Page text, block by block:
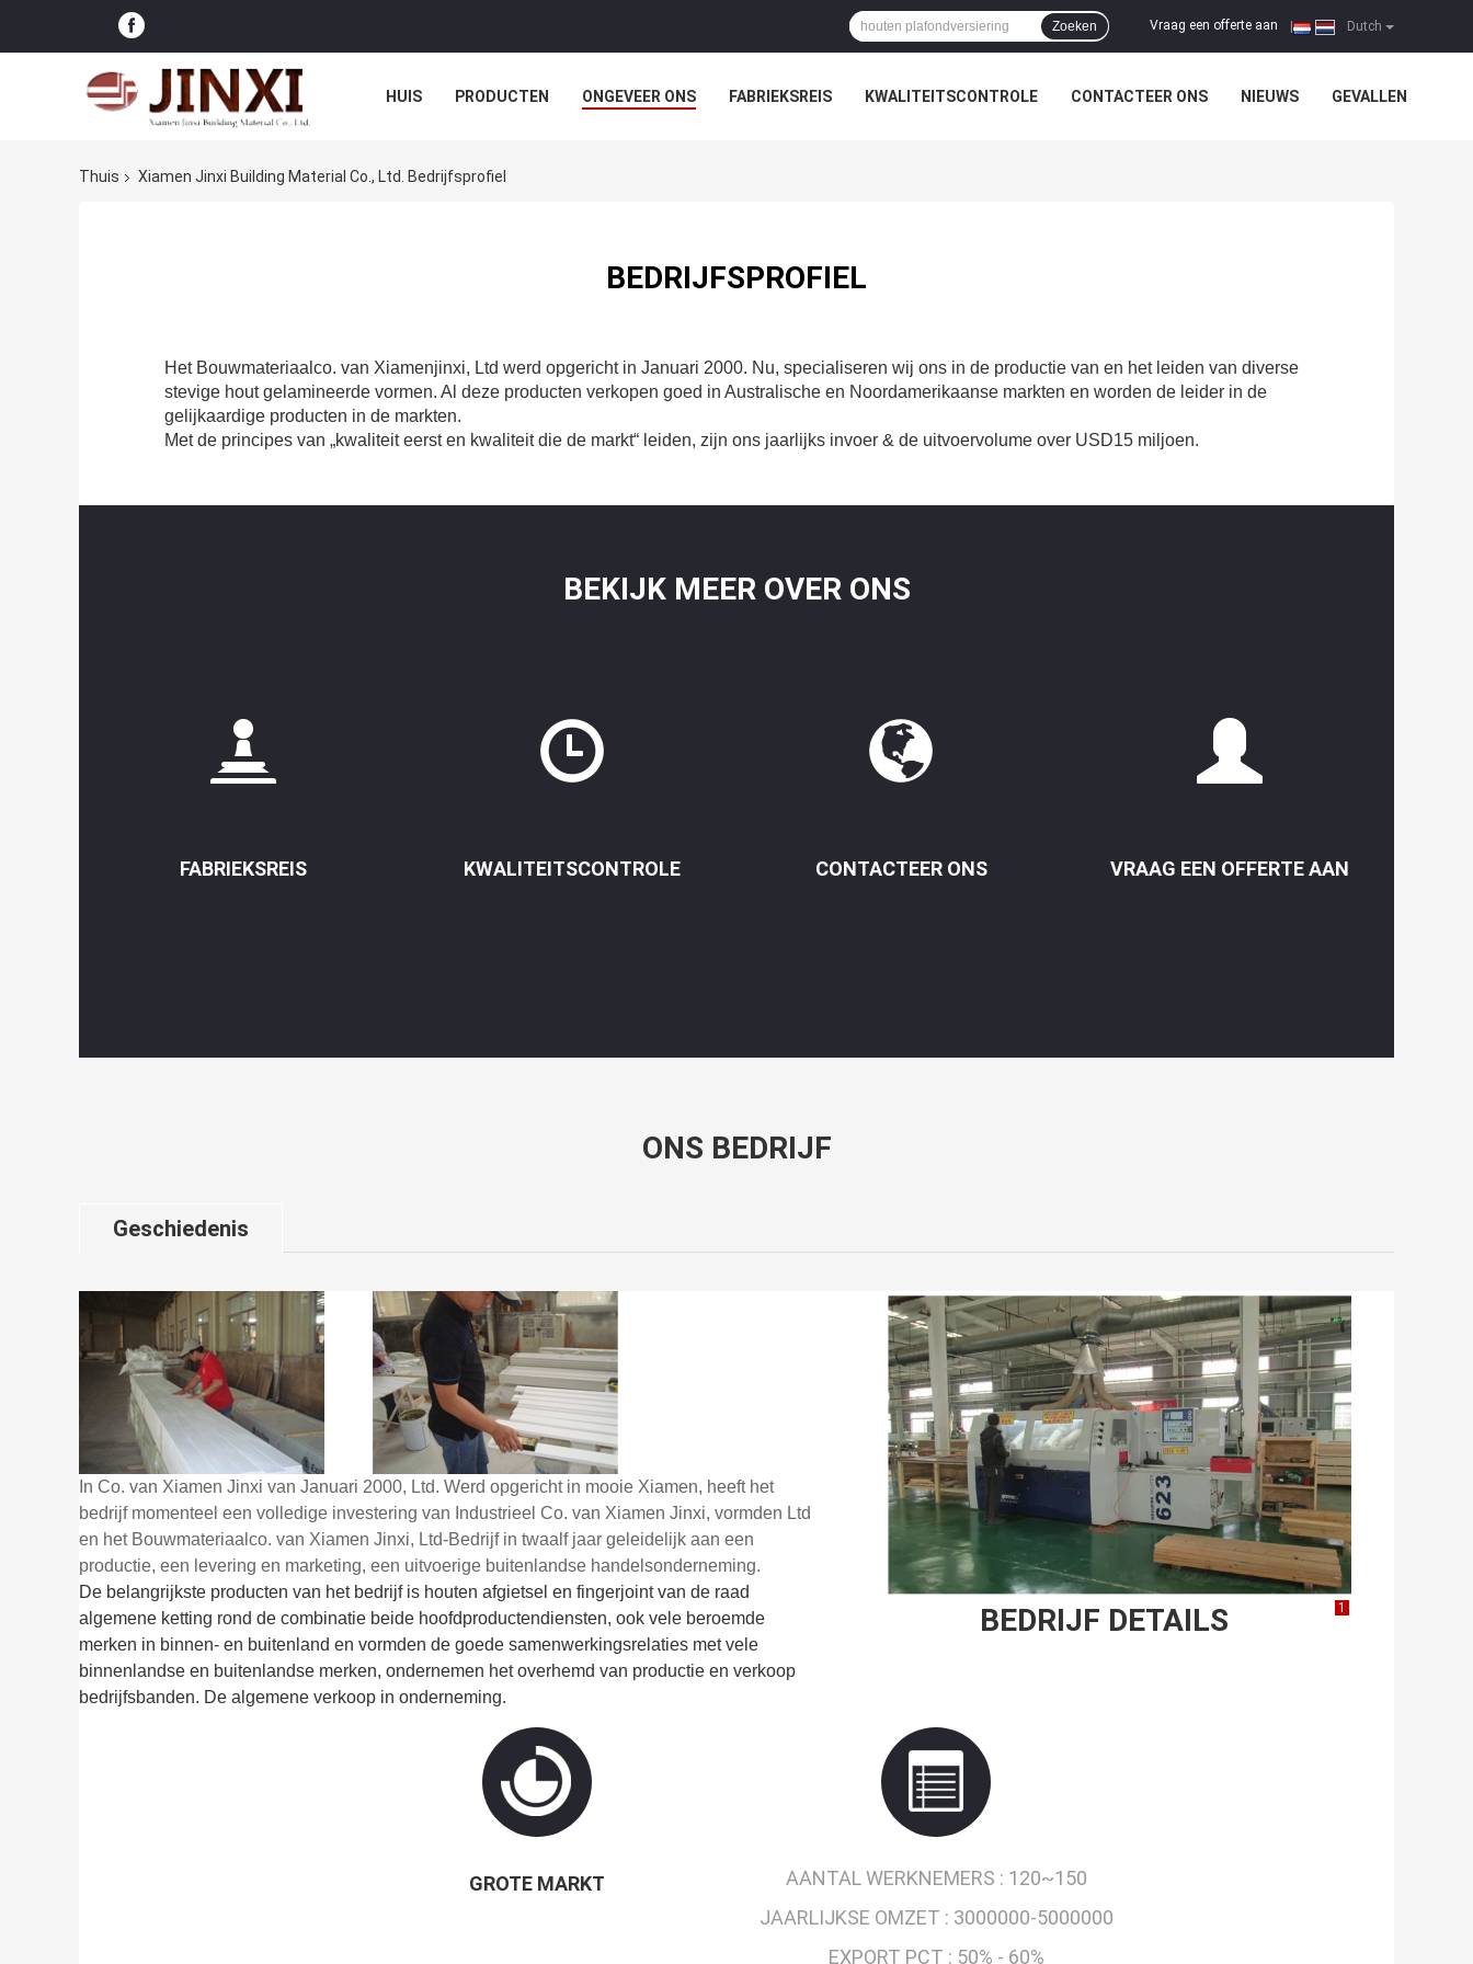
Dutch
Vraag een offerte aan
Zoeken
HUIS PRODUCTEN ONGEVEER ONS FABRIEKSREIS KWALITEITSCONTROLE CONTACTEER ONS NIEUWS GEVALLEN
Thuis Xiamen Jinxi Building Material Co., Ltd. Bedrijfsprofiel
BEDRIJFSPROFIEL
Het Bouwmateriaalco. van Xiamenjinxi, Ltd werd opgericht in Januari 2000. Nu, specialiseren wij ons in de productie van en het leiden van diverse
stevige hout gelamineerde vormen. Al deze producten verkopen goed in Australische en Noordamerikaanse markten en worden de leider in de
gelijkaardige producten in de markten.
Met de principes van „kwaliteit eerst en kwaliteit die de markt“ leiden, zijn ons jaarlijks invoer & de uitvoervolume over USD15 miljoen.
BEKIJK MEER OVER ONS
FABRIEKSREIS KWALITEITSCONTROLE CONTACTEER ONS VRAAG EEN OFFERTE AAN
ONS BEDRIJF
Geschiedenis
In Co. van Xiamen Jinxi van Januari 2000, Ltd. Werd opgericht in mooie Xiamen, heeft het
bedrijf momenteel een volledige investering van Industrieel Co. van Xiamen Jinxi, vormden Ltd
en het Bouwmateriaalco. van Xiamen Jinxi, Ltd-Bedrijf in twaalf jaar geleidelijk aan een
productie, een levering en marketing, een uitvoerige buitenlandse handelsonderneming.
De belangrijkste producten van het bedrijf is houten afgietsel en fingerjoint van de raad
algemene ketting rond de combinatie beide hoofdproductendiensten, ook vele beroemde
merken in binnen- en buitenland en vormden de goede samenwerkingsrelaties met vele
binnenlandse en buitenlandse merken, ondernemen het overhemd van productie en verkoop
bedrijfsbanden. De algemene verkoop in onderneming.
1
BEDRIJF DETAILS
GROTE MARKT AANTAL WERKNEMERS : 120~150
JAARLIJKSE OMZET : 3000000-5000000
EXPORT PCT : 50% - 60%